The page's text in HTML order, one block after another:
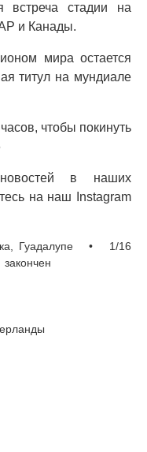
встреча стадии на
и Канады.
мира остается
титул на мундиале
чтобы покинуть
в наших
на наш Instagram
Гуадалупе • 1/16